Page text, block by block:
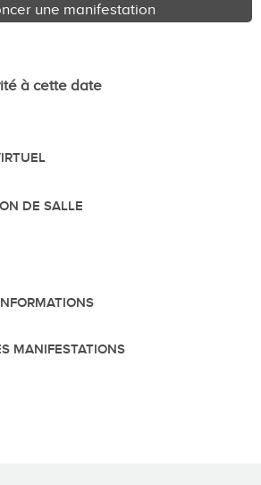
une manifestation
à cette date
DE SALLE
MANIFESTATIONS